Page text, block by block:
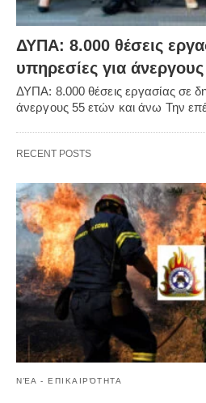
ΔΥΠΑ: 8.000 θέσεις
υπηρεσίες για
ΔΥΠΑ: 8.000 θέσεις εργασίας σε
άνεργους 55 ετών και άνω Την
RECENT POSTS
ΝΈΑ - ΕΠΙΚΑΙΡΌΤΗΤΑ